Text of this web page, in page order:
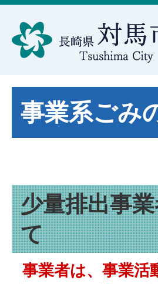
事業系ごみ
少量排出事
て
事業者は、事業活